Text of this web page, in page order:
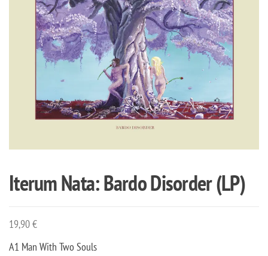
Iterum Nata: Bardo Disorder (LP)
19,90€
A1 Man With Two Souls